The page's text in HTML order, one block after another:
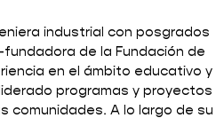
industrial con posgrados
de la Fundación de
en el ámbito educativo y
programas y proyectos
comunidades. A lo largo de su